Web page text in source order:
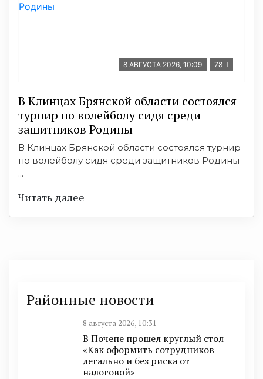
8 АВГУСТА 2026, 10:09 78
В Клинцах Брянской области состоялся
турнир по волейболу сидя среди
защитников Родины
В Клинцах Брянской области состоялся турнир
по волейболу сидя среди защитников Родины
...
Читать далее
Районные новости
8 августа 2026, 10:31
В Почепе прошел круглый стол
«Как оформить сотрудников
легально и без риска от
налоговой»